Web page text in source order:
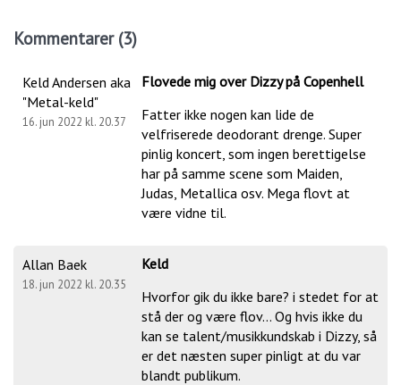
Kommentarer (3)
Keld Andersen aka
"Metal-keld"
16. jun 2022 kl. 20.37
Flovede mig over Dizzy på Copenhell
Fatter ikke nogen kan lide de
velfriserede deodorant drenge. Super
pinlig koncert, som ingen berettigelse
har på samme scene som Maiden,
Judas, Metallica osv. Mega flovt at
være vidne til.
Allan Baek
18. jun 2022 kl. 20.35
Keld
Hvorfor gik du ikke bare? i stedet for at
stå der og være flov... Og hvis ikke du
kan se talent/musikkundskab i Dizzy, så
er det næsten super pinligt at du var
blandt publikum.